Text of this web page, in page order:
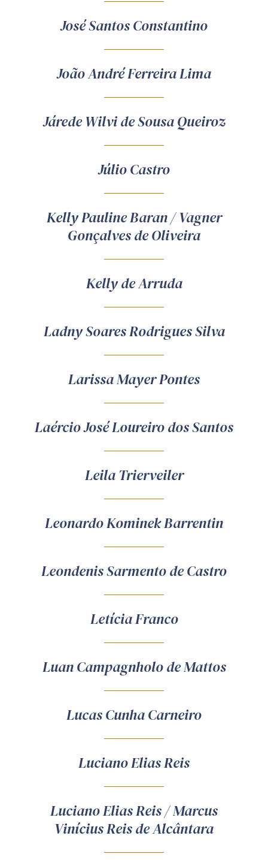
José Santos Constantino
João André Ferreira Lima
Járede Wilvi de Sousa Queiroz
Júlio Castro
Kelly Pauline Baran / Vagner
Gonçalves de Oliveira
Kelly de Arruda
Ladny Soares Rodrigues Silva
Larissa Mayer Pontes
Laércio José Loureiro dos Santos
Leila Trierveiler
Leonardo Kominek Barrentin
Leondenis Sarmento de Castro
Letícia Franco
Luan Campagnholo de Mattos
Lucas Cunha Carneiro
Luciano Elias Reis
Luciano Elias Reis / Marcus
Vinícius Reis de Alcântara